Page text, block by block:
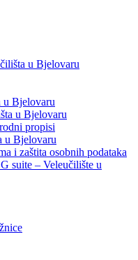
u Bjelovaru
u Bjelovaru
u Bjelovaru
propisi
u Bjelovaru
i zaštita osobnih podataka
suite – Veleučilište u